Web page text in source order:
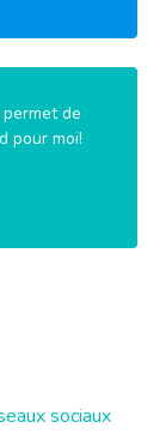
de
pour moi!